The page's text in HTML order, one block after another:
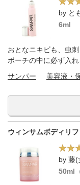
by と
6ml
おとなニキビも、虫
ポーチの中に必ず入
サンパー
美容液・
ウィンサムボディリ
by 藤(
50ml